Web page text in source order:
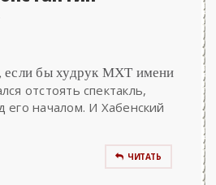
если бы худрук МХТ имени
отстоять спектакль,
его началом. И Хабенский
ЧИТАТЬ